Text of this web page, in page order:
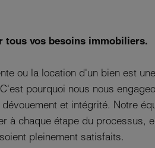
tous vos besoins immobiliers.
ou la location d'un bien est
pourquoi nous nous
et intégrité. Notre
à chaque étape du processus,
pleinement satisfaits.